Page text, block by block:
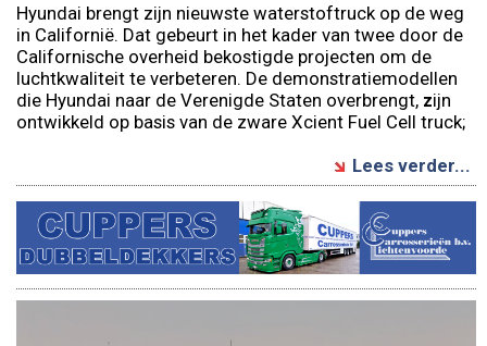
Hyundai brengt zijn nieuwste waterstoftruck op de weg
in Californië. Dat gebeurt in het kader van twee door de
Californische overheid bekostigde projecten om de
luchtkwaliteit te verbeteren. De demonstratiemodellen
die Hyundai naar de Verenigde Staten overbrengt, zijn
ontwikkeld op basis van de zware Xcient Fuel Cell truck;
Lees verder...